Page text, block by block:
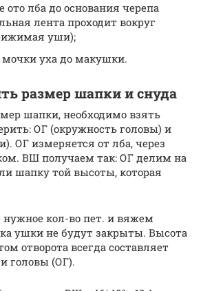
ото лба до основания черепа
лента проходит вокруг
уши);
мочки уха до макушки.
размер шапки и снуда
шапки, необходимо взять
ОГ (окружность головы) и
ОГ измеряется от лба, через
ВШ получаем так: ОГ делим на
шапку той высоты, которая
нужное кол-во пет. и вяжем
ушки не будут закрыты. Высота
отворота всегда составляет
головы (ОГ).